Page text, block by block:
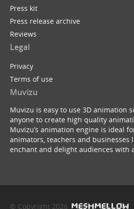
Press kit
Press release archive
Reviews
Legal
Privacy
Terms of use
Muvizu
Muvizu is easy to use 3D animation
anyone to create high quality
Muvizu’s animation engine is ideal
animators, teachers and businesses
enchant and delight audiences with
© Copyright 2026